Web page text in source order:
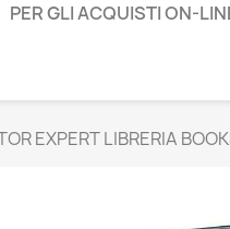
PER GLI ACQUISTI ON-
EXPERT LIBRERIA